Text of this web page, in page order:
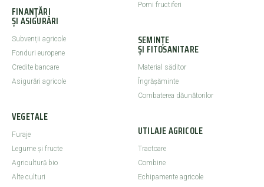
FINANȚĂRI
ȘI ASIGURĂRI
Subvenții agricole
Fonduri europene
Credite bancare
Asigurări agricole
VEGETALE
Furaje
Legume şi fructe
Agricultură bio
Alte culturi
Pomi fructiferi
SEMINȚE
ȘI FITOSANITARE
Material săditor
Îngrășăminte
Combaterea dăunătorilor
UTILAJE AGRICOLE
Tractoare
Combine
Echipamente agricole